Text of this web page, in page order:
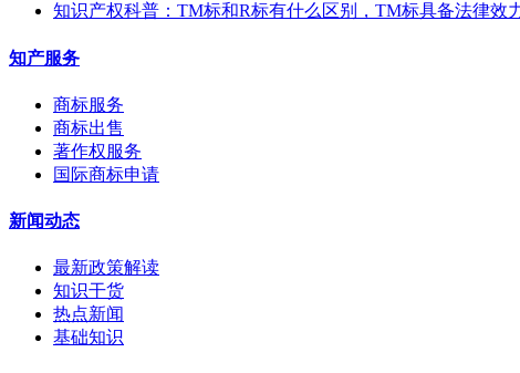
知识产权科普：TM标和R标有什么区别，TM标具备法律效
知产服务
商标服务
商标出售
著作权服务
国际商标申请
新闻动态
最新政策解读
知识干货
热点新闻
基础知识